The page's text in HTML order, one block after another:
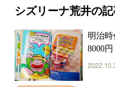
シズリーナ荒井の
明治
8000
本のア